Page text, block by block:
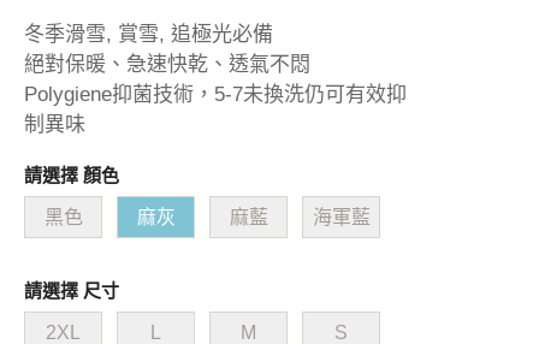
冬季滑雪, 賞雪, 追極光必備
絕對保暖、急速快乾、透氣不悶
Polygiene抑菌技術，5-7未換洗仍可有效抑
制異味
請選擇 顏色
黑色 麻灰 麻藍 海軍藍
請選擇 尺寸
2XL M S